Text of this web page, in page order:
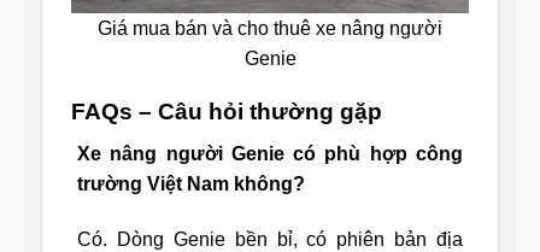
Giá mua bán và cho thuê xe nâng người
Genie
FAQs – Câu hỏi thường gặp
Xe nâng người Genie có phù hợp công
trường Việt Nam không?
Có. Dòng Genie bền bỉ, có phiên bản địa